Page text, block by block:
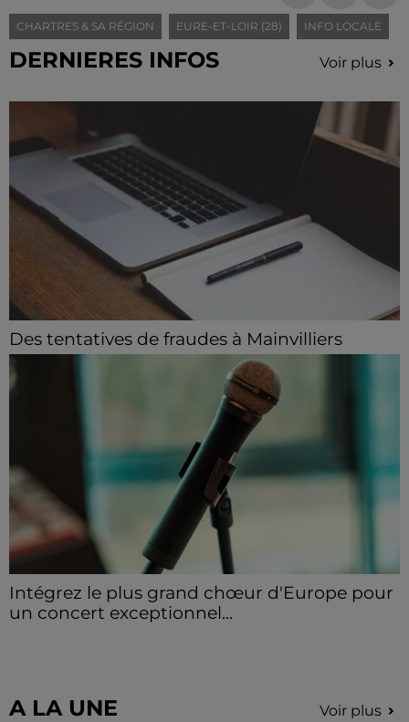
CHARTRES & SA RÉGION EURE-ET-LOIR (28) INFO LOCALE
DERNIERES INFOS Voir plus
Des tentatives de fraudes à Mainvilliers
Des personnes malveillantes tentent de voler vos
informations personnelles.
Intégrez le plus grand chœur d'Europe pour
un concert exceptionnel...
A LA UNE Voir plus